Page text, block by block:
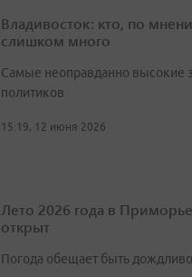
Владивосток: кто, по
слишком много
Самые неоправданно высокие
политиков
15:19, 12 июня 2026
Лето 2026 года в
открыт
Погода обещает быть